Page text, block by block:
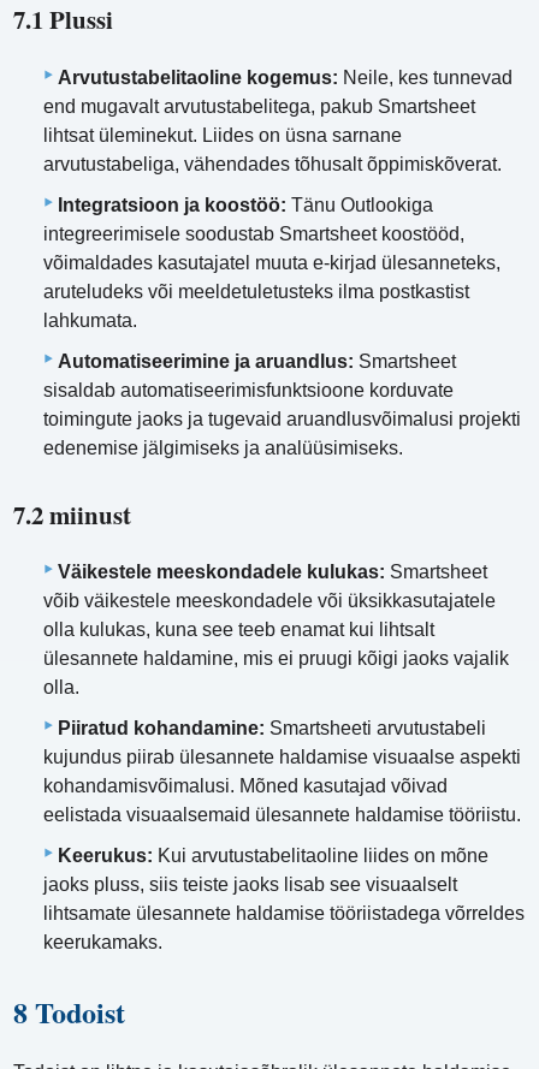
7.1 Plussi
Arvutustabelitaoline kogemus: Neile, kes tunnevad
end mugavalt arvutustabelitega, pakub Smartsheet
lihtsat üleminekut. Liides on üsna sarnane
arvutustabeliga, vähendades tõhusalt õppimiskõverat.
Integratsioon ja koostöö: Tänu Outlookiga
integreerimisele soodustab Smartsheet koostööd,
võimaldades kasutajatel muuta e-kirjad ülesanneteks,
aruteludeks või meeldetuletusteks ilma postkastist
lahkumata.
Automatiseerimine ja aruandlus: Smartsheet
sisaldab automatiseerimisfunktsioone korduvate
toimingute jaoks ja tugevaid aruandlusvõimalusi projekti
edenemise jälgimiseks ja analüüsimiseks.
7.2 miinust
Väikestele meeskondadele kulukas: Smartsheet
võib väikestele meeskondadele või üksikkasutajatele
olla kulukas, kuna see teeb enamat kui lihtsalt
ülesannete haldamine, mis ei pruugi kõigi jaoks vajalik
olla.
Piiratud kohandamine: Smartsheeti arvutustabeli
kujundus piirab ülesannete haldamise visuaalse aspekti
kohandamisvõimalusi. Mõned kasutajad võivad
eelistada visuaalsemaid ülesannete haldamise tööriistu.
Keerukus: Kui arvutustabelitaoline liides on mõne
jaoks pluss, siis teiste jaoks lisab see visuaalselt
lihtsamate ülesannete haldamise tööriistadega võrreldes
keerukamaks.
8 Todoist